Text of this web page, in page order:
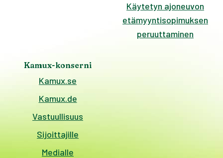
Käytetyn ajoneuvon
etämyyntisopimuksen
peruuttaminen
Kamux-konserni
Kamux.se
Kamux.de
Vastuullisuus
Sijoittajille
Medialle